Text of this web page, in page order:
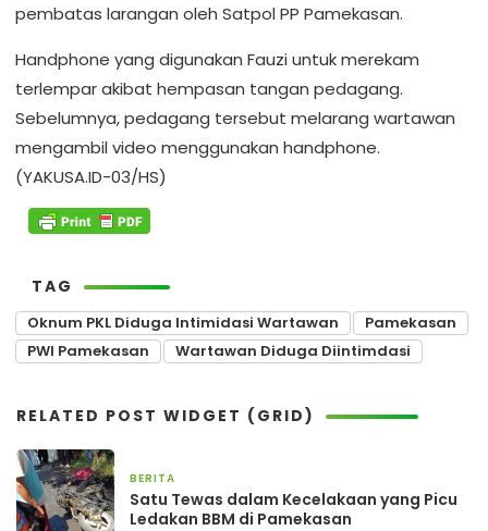
pembatas larangan oleh Satpol PP Pamekasan.
Handphone yang digunakan Fauzi untuk merekam
terlempar akibat hempasan tangan pedagang.
Sebelumnya, pedagang tersebut melarang wartawan
mengambil video menggunakan handphone.
(YAKUSA.ID-03/HS)
TAG
Oknum PKL Diduga Intimidasi Wartawan
Pamekasan
PWI Pamekasan
Wartawan Diduga Diintimdasi
RELATED POST WIDGET (GRID)
BERITA
Satu Tewas dalam Kecelakaan yang Picu
Ledakan BBM di Pamekasan